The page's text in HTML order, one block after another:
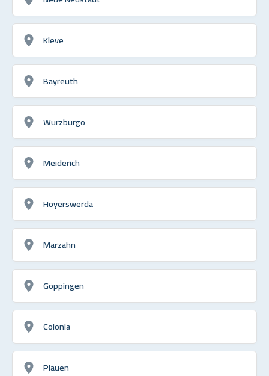
Kleve
Bayreuth
Wurzburgo
Meiderich
Hoyerswerda
Marzahn
Göppingen
Colonia
Plauen